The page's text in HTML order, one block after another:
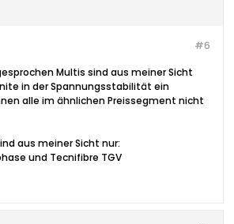
#6
Multis sind aus meiner Sicht
in der Spannungsstabilität ein
alle im ähnlichen Preissegment nicht
aus meiner Sicht nur:
und Tecnifibre TGV